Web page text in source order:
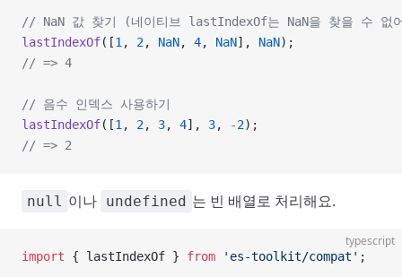
// NaN 값 찾기 (네이티브 lastIndexOf는 NaN을 찾을 수 없
lastIndexOf([1 , 2, NaN, 4, NaN], NaN);
// => 4
// 음수 인덱스 사용하기
lastIndexOf([1 , 2, 3, 4], 3, -2);
// => 2
null 이나 undefined 는 빈 배열로 처리해요.
typescript
import { lastIndexOf } from 'es-toolkit/compat' ;